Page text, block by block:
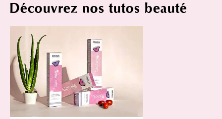
Découvrez nos tutos beauté